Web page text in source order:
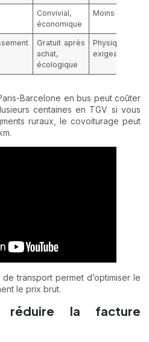
Convivial,
économique
Moins flexible
Gratuit après
achat,
écologique
Physiquement
exigeant
Barcelone en bus peut coûter
centaines en TGV si vous
ruraux, le covoiturage peut
transport permet d’optimiser le
le prix brut.
réduire la facture